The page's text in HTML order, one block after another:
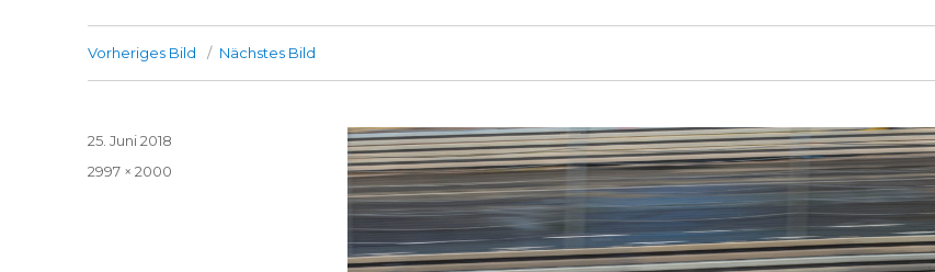
Vorheriges Bild Nächstes Bild
Veröffentlicht
25. Juni 2018
Volle
2997 × 2000